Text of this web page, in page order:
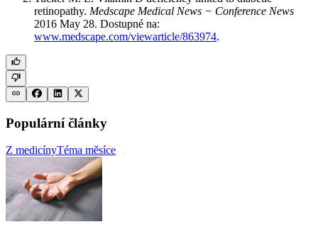
retinopathy. Medscape Medical News −⁠ Conference News
2016 May 28. Dostupné na:
www.medscape.com/viewarticle/863974.
Populární články
Z medicínyTéma měsíce